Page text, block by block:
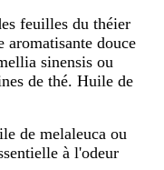
feuilles du théier
douce
sinensis ou
de thé. Huile de
de melaleuca ou
à l'odeur